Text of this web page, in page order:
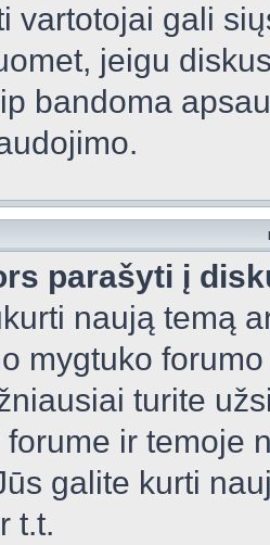
vartotojai gali
jeigu
bandoma
parašyti į
naują temą
mygtuko
turite
ir temoje
galite kurti
t.t.